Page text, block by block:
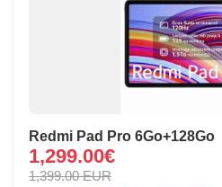
Redmi Pad Pro 6Go+128Go
1,299.00€
1,399.00 EUR